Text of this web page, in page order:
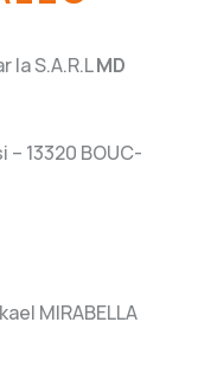
S.A.R.LMD
13320 BOUC-
MIRABELLA